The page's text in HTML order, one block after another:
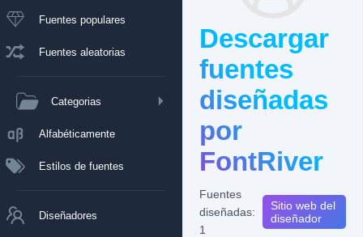
Fuentes populares
Fuentes aleatorias
Categorias
Alfabéticamente
Estilos de fuentes
Diseñadores
Descargar
fuentes
diseñadas
por
FontRiver
Fuentes
diseñadas:
1
Sitio web del
diseñador